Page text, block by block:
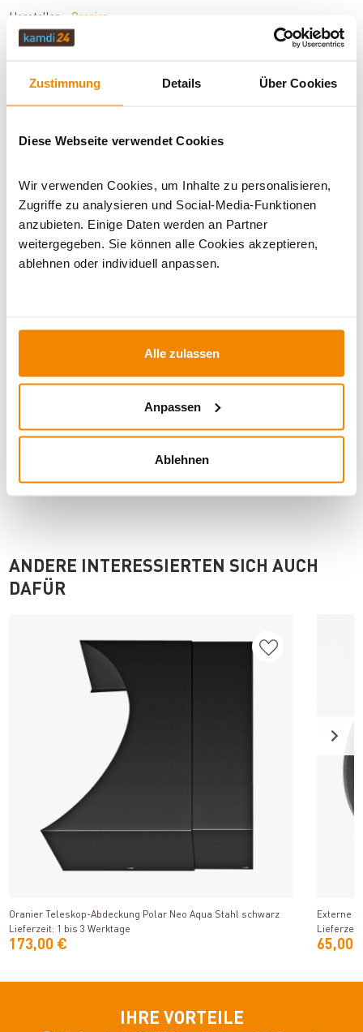
Zustimmung Details Über Cookies
Diese Webseite verwendet Cookies
Wir verwenden Cookies, um Inhalte zu personalisieren,
Zugriffe zu analysieren und Social-Media-Funktionen
anzubieten. Einige Daten werden an Partner
weitergegeben. Sie können alle Cookies akzeptieren,
ablehnen oder individuell anpassen.
Alle zulassen
Anpassen
Ablehnen
Hersteller:
Oranier
Art.-Nr.9214 72
BESCHREIBUNG
BEWERTUNGEN (1)
Dieses Produkt finden Sie unter: sonstiges Zubehör
Zubehör Oranier
ANDERE INTERESSIERTEN SICH AUCH
DAFÜR
Oranier Teleskop-Abdeckung Polar Neo Aqua Stahl schwarz
Lieferzeit: 1 bis 3 Werktage
173,00 €
Externe
65,00
IHRE VORTEILE